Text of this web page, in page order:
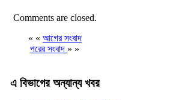
Comments are closed.
« « আগের সংবাদ
পরের সংবাদ » »
এ বিভাগের অন্যান্য খবর